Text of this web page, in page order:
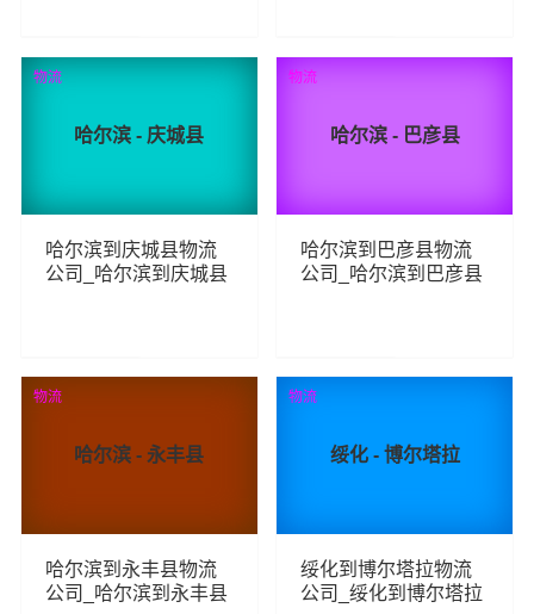
116 查看详细 151 查看详细
哈尔滨 - 庆城县
哈尔滨到庆城县物流
公司_哈尔滨到庆城县
119 查看详细
物流
哈尔滨 - 巴彦县
哈尔滨到巴彦县物流
公司_哈尔滨到巴彦县
137 查看详细
物流
哈尔滨 - 永丰县
哈尔滨到永丰县物流
公司_哈尔滨到永丰县
物流
绥化 - 博尔塔拉
绥化到博尔塔拉物流
公司_绥化到博尔塔拉
物流